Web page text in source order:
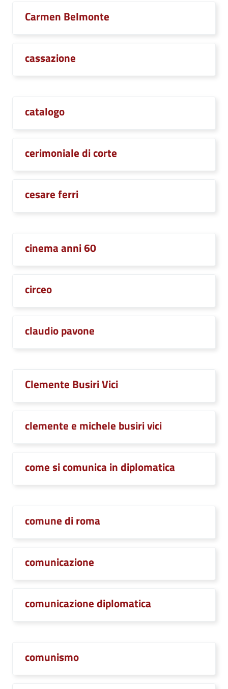
Carmen Belmonte
cassazione
catalogo
cerimoniale di corte
cesare ferri
cinema anni 60
circeo
claudio pavone
Clemente Busiri Vici
clemente e michele busiri vici
come si comunica in diplomatica
comune di roma
comunicazione
comunicazione diplomatica
comunismo